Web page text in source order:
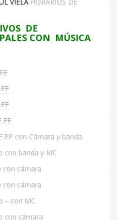
DE
CON MÚSICA
con Cámara y banda
con banda y MC
con cámara
con cámara
– con MC
con cámara